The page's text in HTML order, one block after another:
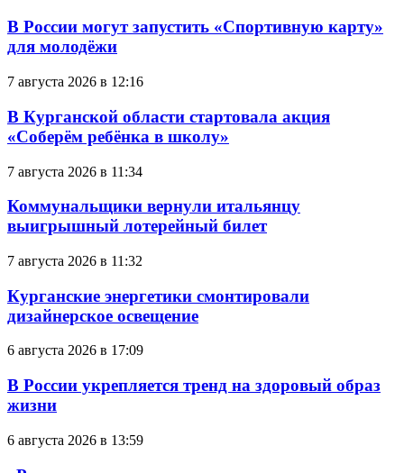
В России могут запустить «Спортивную карту»
для молодёжи
7 августа 2026 в 12:16
В Курганской области стартовала акция
«Соберём ребёнка в школу»
7 августа 2026 в 11:34
Коммунальщики вернули итальянцу
выигрышный лотерейный билет
7 августа 2026 в 11:32
Курганские энергетики смонтировали
дизайнерское освещение
6 августа 2026 в 17:09
В России укрепляется тренд на здоровый образ
жизни
6 августа 2026 в 13:59